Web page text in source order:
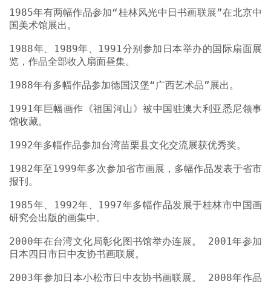
1985年有两幅作品参加“桂林风光中日书画联展”在北京中
国美术馆展出。
1988年、1989年、1991分别参加日本举办的国际扇面展
览，作品全部收入扇面昼集。
1988年有多幅作品参加德国汉堡“广西艺术品”展出。
1991年巨幅画作《祖国河山》被中国驻澳大利亚悉尼领事
馆收藏。
1992年多幅作品参加台湾苗栗县文化交流展获优秀奖。
1982年至1999年多次参加省市画展，多幅作品发表于省市
报刊。
1985年、1992年、1997年多幅作品发展于桂林市中国画
研究会出版的画集中。
2000年在台湾文化局彰化图书馆举办连展。 2001年参加
日本四日市日中友协书画联展。
2003年参加日本小松市日中友协书画联展。 2008年作品